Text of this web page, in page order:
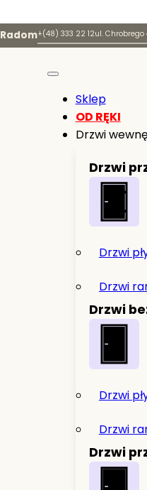
Radom+(48) 333 22 12ul. Chrobrego
Sklep
OD RĘKI
Drzwi
Drzwi
Drzwi
Drzwi
Drzwi
Drzwi
Drzwi
Drzwi